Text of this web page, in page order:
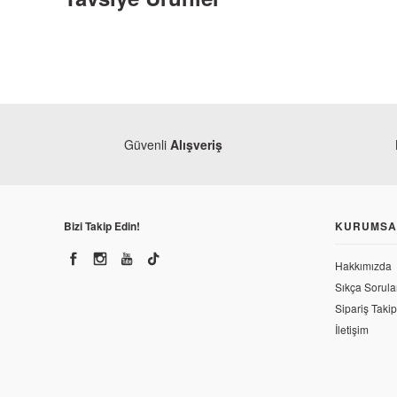
Honda
62,47
Güvenli Alışveriş
Bizi Takip Edin!
Hakkımızda
Sıkça
Sipariş Takip
İletişim